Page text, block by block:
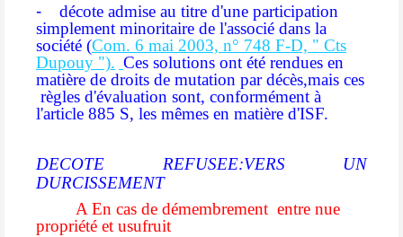
-
décote admise au titre d'une participation
simplement minoritaire de l'associé dans la
société (Com. 6 mai 2003, n° 748 F-D, " Cts
Dupouy "). Ces solutions ont été rendues en
matière de droits de mutation par décès,mais ces
règles d'évaluation sont, conformément à
l'article 885 S, les mêmes en matière d'ISF.
DECOTE REFUSEE:VERS UN
DURCISSEMENT
A En cas de démembrement entre nue
propriété et usufruit